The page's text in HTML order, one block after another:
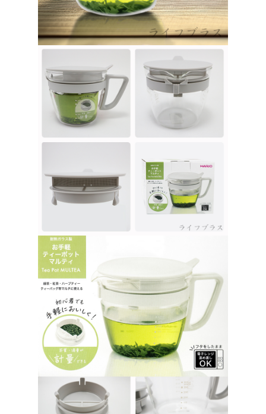
恩沛科技股份有限公司將有權停止該用戶之使用額度並採取法律行動。